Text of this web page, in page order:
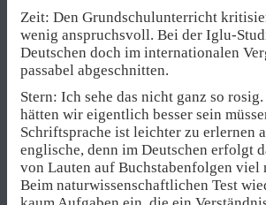
Zeit: Den Grundschulunterricht
wenig anspruchsvoll. Bei der Iglu-
Deutschen doch im internationalen
passabel abgeschnitten.
Stern: Ich sehe das nicht ganz so
hätten wir eigentlich besser sein
Schriftsprache ist leichter zu erlernen
englische, denn im Deutschen erfolgt
von Lauten auf Buchstabenfolgen viel
Beim naturwissenschaftlichen Test